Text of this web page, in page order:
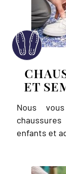
ET
Nous
enfants et